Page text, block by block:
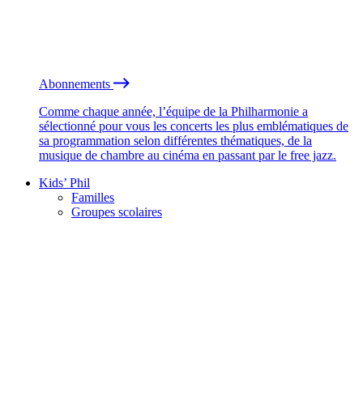
Abonnements
Comme chaque année, l’équipe de la Philharmonie a
sélectionné pour vous les concerts les plus emblématiques de
sa programmation selon différentes thématiques, de la
musique de chambre au cinéma en passant par le free jazz.
Kids’ Phil
Familles
Groupes scolaires